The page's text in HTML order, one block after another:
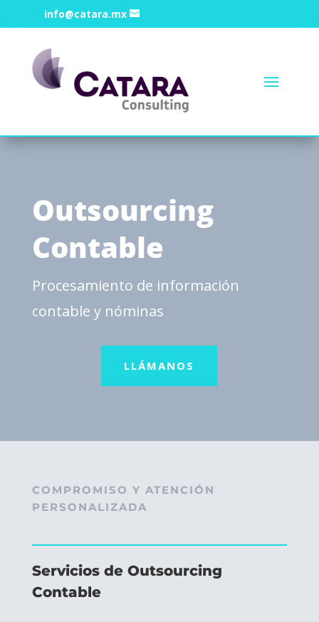
info@catara.mx
Outsourcing
Contable
Procesamiento de información
contable y nóminas
LLÁMANOS
COMPROMISO Y ATENCIÓN
PERSONALIZADA
Servicios de Outsourcing
Contable